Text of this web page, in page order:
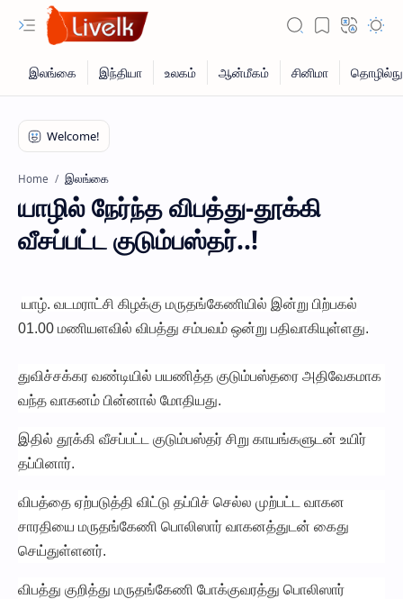
Home இலங்கை
யாழில் நேர்ந்த விபத்து-தூக்கி
வீசப்பட்ட குடும்பஸ்தர்..!
யாழ். வடமராட்சி கிழக்கு மருதங்கேணியில் இன்று பிற்பகல்
01.00 மணியளவில் விபத்து சம்பவம் ஒன்று பதிவாகியுள்ளது.
துவிச்சக்கர வண்டியில் பயணித்த குடும்பஸ்தரை அதிவேகமாக
வந்த வாகனம் பின்னால் மோதியது.
இதில் தூக்கி வீசப்பட்ட குடும்பஸ்தர் சிறு காயங்களுடன் உயிர்
தப்பினார்.
விபத்தை ஏற்படுத்தி விட்டு தப்பிச் செல்ல முற்பட்ட வாகன
சாரதியை மருதங்கேணி பொலிஸார் வாகனத்துடன் கைது
செய்துள்ளனர்.
விபத்து குறித்து மருதங்கேணி போக்குவரத்து பொலிஸார்